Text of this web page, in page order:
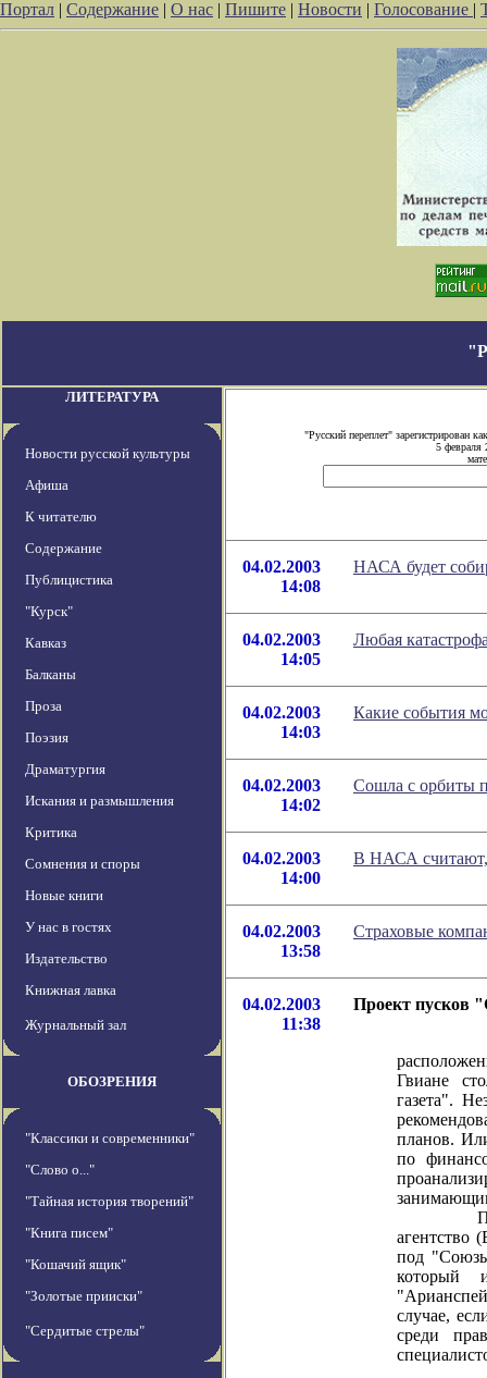
Портал | Содержание | О нас | Пишите | Новости | Голосование |
ЛИТЕРАТУРА
Новости русской культуры
Афиша
К читателю
Содержание
Публицистика
"Курск"
Кавказ
Балканы
Проза
Поэзия
Драматургия
Искания и размышления
Критика
Сомнения и споры
Новые книги
У нас в гостях
Издательство
Книжная лавка
Журнальный зал
ОБОЗРЕНИЯ
"Классики и современники"
"Слово о..."
"Тайная история творений"
"Книга писем"
"Кошачий ящик"
"Золотые прииски"
"Сердитые стрелы"
"Русский переплет" зарегистрирован
5 февраля
04.02.2003
14:08
НАСА будет
04.02.2003
14:05
Любая
04.02.2003
14:03
Какие события
04.02.2003
14:02
Сошла с орбиты
04.02.2003
14:00
В НАСА считают,
04.02.2003
13:58
Страховые
04.02.2003
11:38
Проект пусков
Гвиане
газета".
планов.
по
агентство
под
который
случае,
среди